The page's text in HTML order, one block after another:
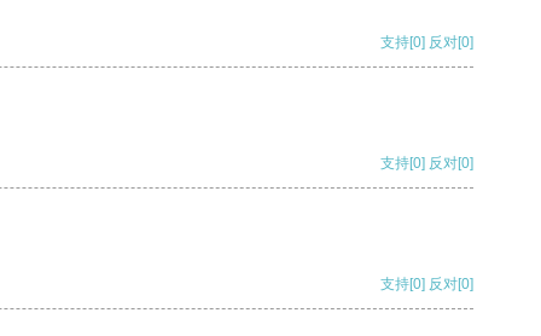
支持[0] 反对[0]
支持[0] 反对[0]
支持[0] 反对[0]